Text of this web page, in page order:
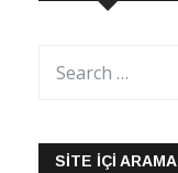
SITE İÇI ARAMA